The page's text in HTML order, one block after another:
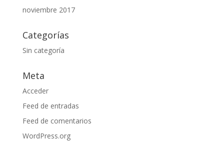
noviembre 2017
Categorías
Sin categoría
Meta
Acceder
Feed de entradas
Feed de comentarios
WordPress.org